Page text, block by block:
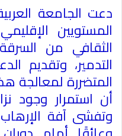
دعت الجامعة
المستويين
الثقافي من
التدمير، وتقديم
المتضررة لمعالجة
أن استمرار وجود
وتفشى آفة